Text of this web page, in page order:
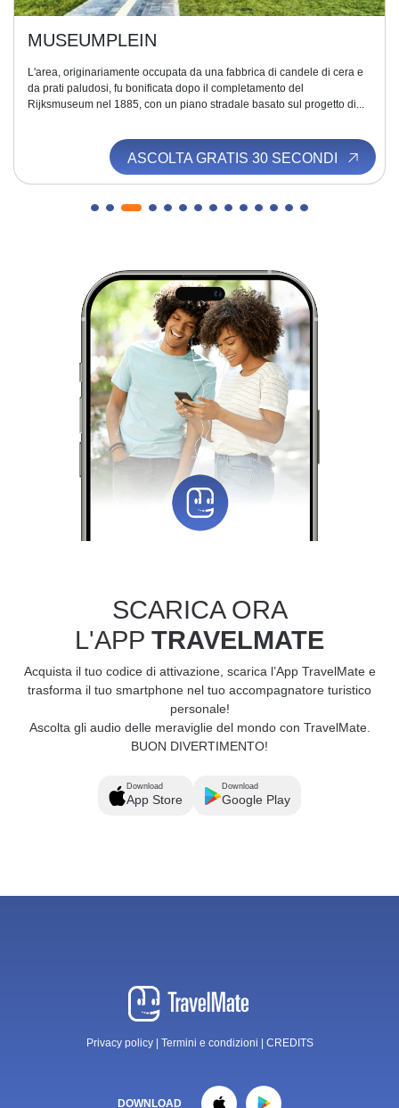
MUSEUMPLEIN
L'area, originariamente occupata da una fabbrica di candele di cera e
da prati paludosi, fu bonificata dopo il completamento del
Rijksmuseum nel 1885, con un piano stradale basato sul progetto di...
ASCOLTA GRATIS 30 SECONDI
SCARICA ORA
L'APP TRAVELMATE
Acquista il tuo codice di attivazione, scarica l’App TravelMate e
trasforma il tuo smartphone nel tuo accompagnatore turistico
personale!
Ascolta gli audio delle meraviglie del mondo con TravelMate.
BUON DIVERTIMENTO!
Download
App Store
Download
Google Play
Privacy policy| Termini e condizioni CREDITS
DOWNLOAD